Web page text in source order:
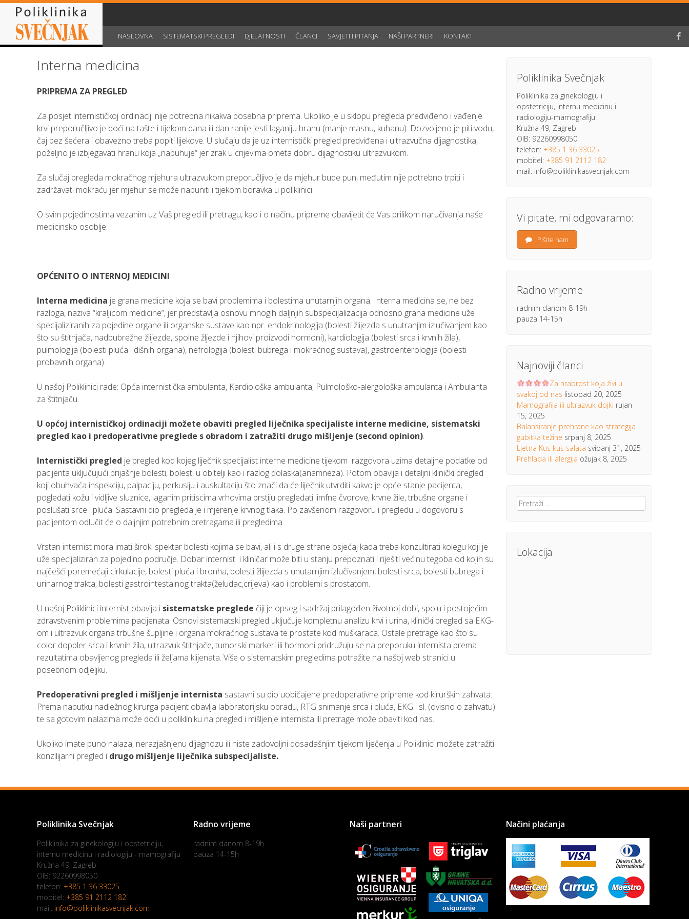
Skip
content
NASLOVNA SISTEMATSKI PREGLEDI DJELATNOSTI ČLANCI SAVJETI I PITANJA NAŠI PARTNERI KONTAKT
Interna medicina
PRIPREMA ZA PREGLED
Za posjet internističkoj ordinaciji nije potrebna nikakva posebna priprema. Ukoliko je u sklopu pregleda predviđeno i vađenje
krvi preporučljivo je doći na tašte i tijekom dana ili dan ranije jesti laganiju hranu (manje masnu, kuhanu). Dozvoljeno je piti vodu,
čaj bez šećera i obavezno treba popiti lijekove. U slučaju da je uz internistički pregled predviđena i ultrazvučna dijagnostika,
poželjno je izbjegavati hranu koja „napuhuje“ jer zrak u crijevima ometa dobru dijagnostiku ultrazvukom.
Za slučaj pregleda mokračnog mjehura ultrazvukom preporučljivo je da mjehur bude pun, međutim nije potrebno trpiti i
zadržavati mokraću jer mjehur se može napuniti i tijekom boravka u poliklinici.
O svim pojedinostima vezanim uz Vaš pregled ili pretragu, kao i o načinu pripreme obavijetit će Vas prilikom naručivanja naše
medicinsko osoblje.
OPĆENITO O INTERNOJ MEDICINI
Interna medicina je grana medicine koja se bavi problemima i bolestima unutarnjih organa. Interna medicina se, ne bez
razloga, naziva “kraljicom medicine”, jer predstavlja osnovu mnogih daljnjih subspecijalizacija odnosno grana medicine uže
specijaliziranih za pojedine organe ili organske sustave kao npr. endokrinologija (bolesti žlijezda s unutranjim izlučivanjem kao
što su štitnjača, nadbubrežne žlijezde, spolne žljezde i njihovi proizvodi hormoni), kardiologija (bolesti srca i krvnih žila),
pulmologija (bolesti pluća i dišnih organa), nefrologija (bolesti bubrega i mokraćnog sustava), gastroenterologija (bolesti
probavnih organa).
U našoj Poliklinici rade: Opća internistička ambulanta, Kardiološka ambulanta, Pulmološko-alergološka ambulanta i Ambulanta
za štitnjaču.
U općoj internističkoj ordinaciji možete obaviti pregled liječnika specijaliste interne medicine, sistematski
pregled kao i predoperativne preglede s obradom i zatražiti drugo mišljenje (second opinion).
Internistički pregled je pregled kod kojeg liječnik specijalist interne medicine tijekom razgovora uzima detaljne podatke od
pacijenta uključujući prijašnje bolesti, bolesti u obitelji kao i razlog dolaska(anamneza). Potom obavlja i detaljni klinički pregled
koji obuhvaća inspekciju, palpaciju, perkusiju i auskultaciju što znači da će liječnik utvrditi kakvo je opće stanje pacijenta,
pogledati kožu i vidljive sluznice, laganim pritiscima vrhovima prstiju pregledati limfne čvorove, krvne žile, trbušne organe i
poslušati srce i pluća. Sastavni dio pregleda je i mjerenje krvnog tlaka. Po zavšenom razgovoru i pregledu u dogovoru s
pacijentom odlučit će o daljnjim potrebnim pretragama ili pregledima.
Vrstan internist mora imati široki spektar bolesti kojima se bavi, ali i s druge strane osjećaj kada treba konzultirati kolegu koji je
uže specijaliziran za pojedino područje. Dobar internist i kliničar može biti u stanju prepoznati i riješiti većinu tegoba od kojih su
najčešći poremećaji cirkulacije, bolesti pluća i bronha, bolesti žlijezda s unutarnjim izlučivanjem, bolesti srca, bolesti bubrega i
urinarnog trakta, bolesti gastrointestalnog trakta(želudac,crijeva) kao i problemi s prostatom.
U našoj Poliklinici internist obavlja i sistematske preglede čiji je opseg i sadržaj prilagođen životnoj dobi, spolu i postojećim
zdravstvenim problemima pacijenata. Osnovi sistematski pregled uključuje kompletnu analizu krvi i urina, klinički pregled sa EKG-
om i ultrazvuk organa trbušne šupljine i organa mokraćnog sustava te prostate kod muškaraca. Ostale pretrage kao što su
color doppler srca i krvnih žila, ultrazvuk štitnjače, tumorski markeri ili hormoni pridružuju se na preporuku internista prema
rezultatima obavljenog pregleda ili željama klijenata. Više o sistematskim pregledima potražite na našoj web stranici u
posebnom odjeljku.
Predoperativni pregled i mišljenje internista sastavni su dio uobičajene predoperativne pripreme kod kirurških zahvata.
Prema naputku nadležnog kirurga pacijent obavlja laboratorijsku obradu, RTG snimanje srca i pluća, EKG i sl. (ovisno o zahvatu)
te sa gotovim nalazima može doći u polikliniku na pregled i mišljenje internista ili pretrage može obaviti kod nas.
Ukoliko imate puno nalaza, nerazjašnjenu dijagnozu ili niste zadovoljni dosadašnjim tijekom liječenja u Poliklinici možete zatražiti
konzilijarni pregled i drugo mišljenje liječnika subspecijaliste.
Poliklinika Svečnjak
Poliklinika za ginekologiju i
opstetriciju, internu medicinu i
radiologiju-mamografiju
Kružna 49, Zagreb
OIB: 92260998050
telefon: +385 1 36 33025
mobitel: +385 91 2112 182
mail: info@poliklinikasvecnjak.com
Vi pitate, mi odgovaramo:
Pišite nam
Radno vrijeme
radnim danom 8-19h
pauza 14-15h
Najnoviji članci
Za hrabrost koja živi u
svakoj od nas listopad 20, 2025
Mamografija ili ultrazvuk dojki rujan
15, 2025
Balansiranje prehrane kao strategija
gubitka težine srpanj 8, 2025
Ljetna Kus kus salata svibanj 31, 2025
Prehlada ili alergija ožujak 8, 2025
Pretraži:
Lokacija
Poliklinika Svečnjak
Poliklinika za ginekologiju i opstetriciju,
internu medicinu i radiologiju - mamografiju
Kružna 49, Zagreb
OIB: 92260998050
telefon: +385 1 36 33025
mobitel: +385 91 2112 182
mail: info@poliklinikasvecnjak.com
Radno vrijeme
radnim danom 8-19h
pauza 14-15h
Naši partneri Načini plaćanja